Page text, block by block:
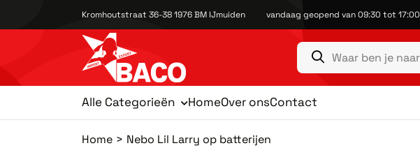
Kromhoutstraat 36-38 1976 BM IJmuiden vandaag geopend van 09:30 tot 17:00
Alle Categorieën HomeOver onsContact
Home Nebo Lil Larry op batterijen